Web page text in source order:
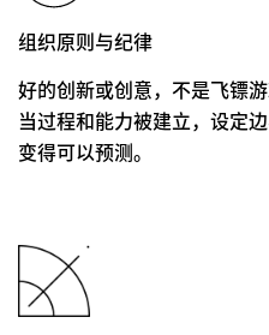
组织原则与纪律
好的创新或创意，不是飞镖
当过程和能力被建立，设定
变得可以预测。